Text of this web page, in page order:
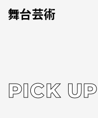
舞台芸術
PICK UP